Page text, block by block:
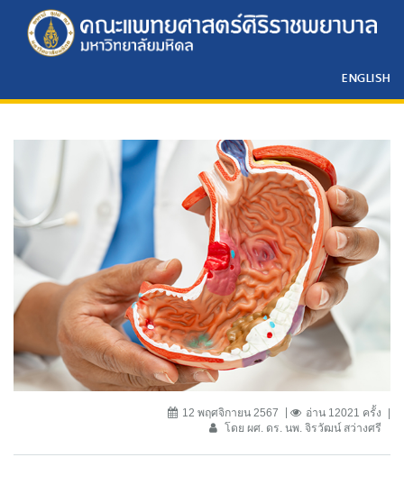
ENGLISH
12 พฤศจิกายน 2567
อ่าน 12021 ครั้ง
โดย ผศ. ดร. นพ. จิรวัฒน์ สว่างศรี